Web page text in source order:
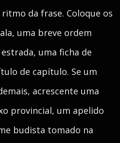
da frase. Coloque os
uma breve ordem
uma ficha de
de capítulo. Se um
acrescente uma
provincial, um apelido
budista tomado na